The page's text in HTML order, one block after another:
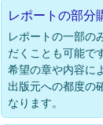
レポートの部分
レポートの一部の
だくことも可能で
希望の章や内容に
出版元への都度の
なります。